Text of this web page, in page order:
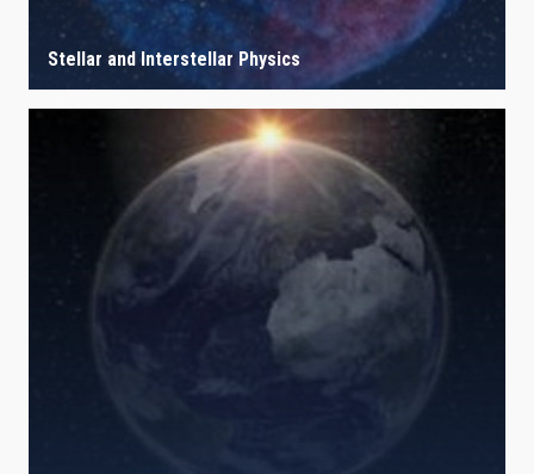
Stellar and Interstellar Physics